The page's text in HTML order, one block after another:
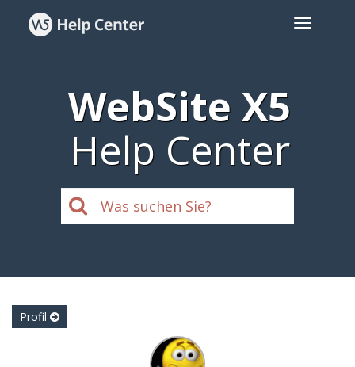
WebSite X5
Help Center
Profil